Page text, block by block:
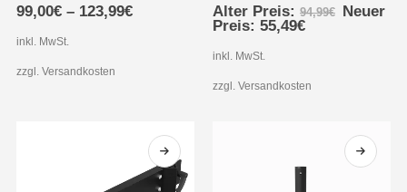
weist
Varianten
auf.
99,00€– 123,99€
inkl. MwSt.
zzgl. Versandkosten
Alter Preis: 94,99€ Neuer
Preis: 55,49€Aktueller
inkl. MwSt.
zzgl. Versandkosten